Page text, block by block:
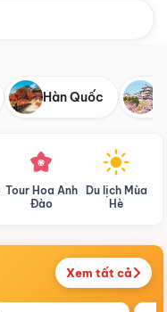
Hàn Quốc
Tour Hoa Anh
Đào
Du lịch Mùa
Hè
Xem tất cả
Điểm nổi bật